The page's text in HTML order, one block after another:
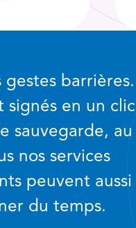
barrières.
signés en un clic
sauvegarde, au
nos services
peuvent aussi
du temps.